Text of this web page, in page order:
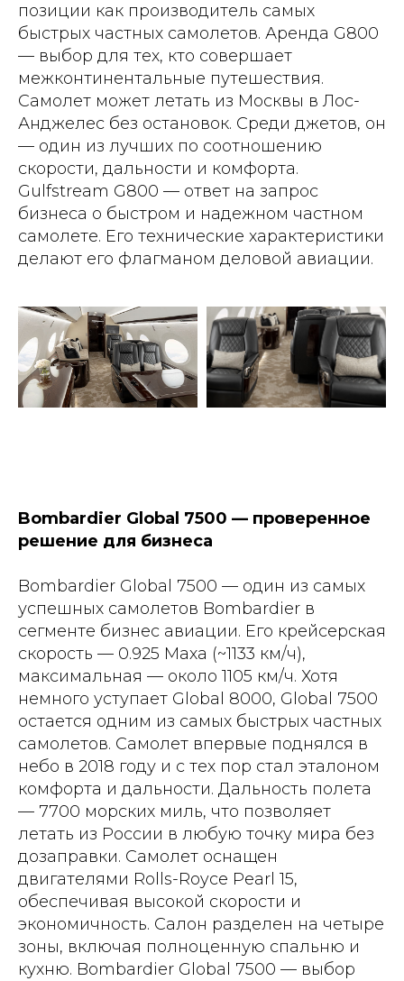
позиции как производитель самых
быстрых частных самолетов. Аренда G800
— выбор для тех, кто совершает
межконтинентальные путешествия.
Самолет может летать из Москвы в Лос-
Анджелес без остановок. Среди джетов, он
— один из лучших по соотношению
скорости, дальности и комфорта.
Gulfstream G800 — ответ на запрос
бизнеса о быстром и надежном частном
самолете. Его технические характеристики
делают его флагманом деловой авиации.
Bombardier Global 7500 — проверенное
решение для бизнеса
Bombardier Global 7500 — один из самых
успешных самолетов Bombardier в
сегменте бизнес авиации. Его крейсерская
скорость — 0.925 Маха (~1133 км/ч),
максимальная — около 1105 км/ч. Хотя
немного уступает Global 8000, Global 7500
остается одним из самых быстрых частных
самолетов. Самолет впервые поднялся в
небо в 2018 году и с тех пор стал эталоном
комфорта и дальности. Дальность полета
— 7700 морских миль, что позволяет
летать из России в любую точку мира без
дозаправки. Самолет оснащен
двигателями Rolls-Royce Pearl 15,
обеспечивая высокой скорости и
экономичность. Салон разделен на четыре
зоны, включая полноценную спальню и
кухню. Bombardier Global 7500 — выбор